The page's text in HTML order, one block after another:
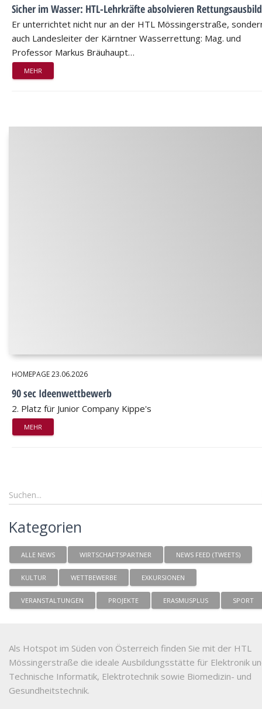
Sicher im Wasser: HTL-Lehrkräfte absolvieren
Er unterrichtet nicht nur an der HTL Mössingerstraße,
auch Landesleiter der Kärntner Wasserrettung: Mag. und
Professor Markus Bräuhaupt…
MEHR
HOMEPAGE23.06.2026
90 sec Ideenwettbewerb
2. Platz für Junior Company Kippe's
MEHR
Kategorien
ALLE NEWS WIRTSCHAFTSPARTNER NEWS FEED (TWEETS)
KULTUR WETTBEWERBE EXKURSIONEN
VERANSTALTUNGEN PROJEKTE ERASMUSPLUS SPORT
Als Hotspot im Süden von Österreich finden Sie mit der HTL
Mössingerstraße die ideale Ausbildungsstätte für Elektronik
Technische Informatik, Elektrotechnik sowie Biomedizin- und
Gesundheitstechnik.